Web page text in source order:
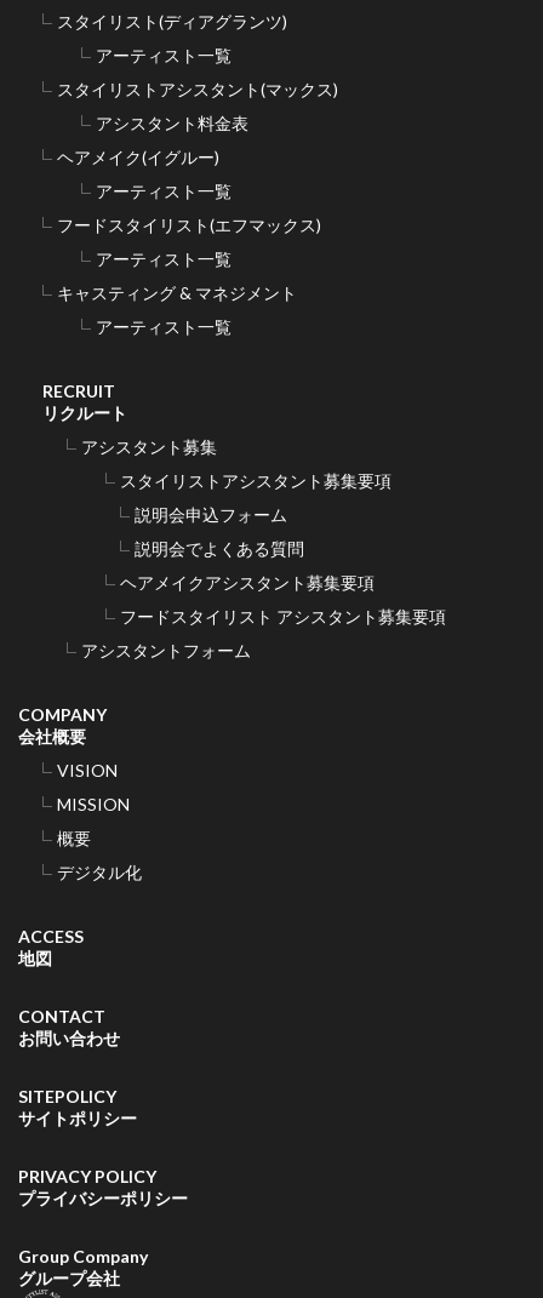
スタイリスト(ディアグランツ)
アーティスト一覧
スタイリストアシスタント(マックス)
アシスタント料金表
ヘアメイク(イグルー)
アーティスト一覧
フードスタイリスト(エフマックス)
アーティスト一覧
キャスティング & マネジメント
アーティスト一覧
RECRUIT
リクルート
アシスタント募集
スタイリストアシスタント募集要項
説明会申込フォーム
説明会でよくある質問
ヘアメイクアシスタント募集要項
フードスタイリスト アシスタント募集要項
アシスタントフォーム
COMPANY
会社概要
VISION
MISSION
概要
デジタル化
ACCESS
地図
CONTACT
お問い合わせ
SITEPOLICY
サイトポリシー
PRIVACY POLICY
プライバシーポリシー
Group Company
グループ会社